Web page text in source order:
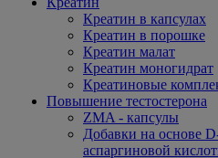
Креатин в капсулах
Креатин в порошке
Креатин малат
Креатин моногидрат
Креатиновые
Повышение тестостерона
ZMA - капсулы
Добавки на основе
аспаргиновой